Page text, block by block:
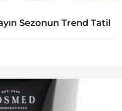
Sezonun Trend Tatil